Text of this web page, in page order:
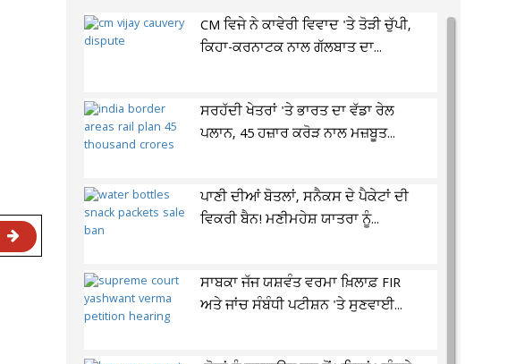
CM ਵਿਜੇ ਨੇ ਕਾਵੇਰੀ ਵਿਵਾਦ 'ਤੇ ਤੋੜੀ ਚੁੱਪੀ,
ਕਿਹਾ-ਕਰਨਾਟਕ ਨਾਲ ਗੱਲਬਾਤ ਦਾ...
ਸਰਹੱਦੀ ਖੇਤਰਾਂ 'ਤੇ ਭਾਰਤ ਦਾ ਵੱਡਾ ਰੇਲ
ਪਲਾਨ, 45 ਹਜ਼ਾਰ ਕਰੋੜ ਨਾਲ ਮਜ਼ਬੂਤ...
ਪਾਣੀ ਦੀਆਂ ਬੋਤਲਾਂ, ਸਨੈਕਸ ਦੇ ਪੈਕੇਟਾਂ ਦੀ
ਵਿਕਰੀ ਬੈਨ! ਮਣੀਮਹੇਸ਼ ਯਾਤਰਾ ਨੂੰ...
ਸਾਬਕਾ ਜੱਜ ਯਸ਼ਵੰਤ ਵਰਮਾ ਖ਼ਿਲਾਫ਼ FIR
ਅਤੇ ਜਾਂਚ ਸੰਬੰਧੀ ਪਟੀਸ਼ਨ 'ਤੇ ਸੁਣਵਾਈ...